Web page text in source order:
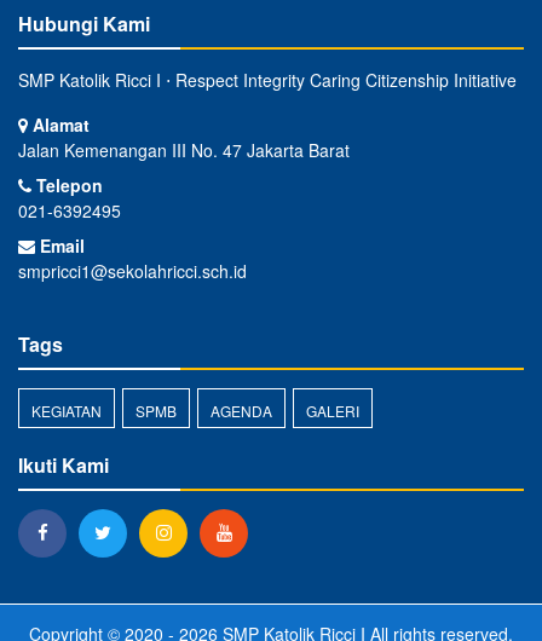
Hubungi Kami
SMP Katolik Ricci I ⋅ Respect Integrity Caring Citizenship Initiative
Alamat
Jalan Kemenangan III No. 47 Jakarta Barat
Telepon
021-6392495
Email
smpricci1@sekolahricci.sch.id
Tags
KEGIATAN SPMB AGENDA GALERI
Ikuti Kami
Copyright © 2020 - 2026 SMP Katolik Ricci I All rights reserved.